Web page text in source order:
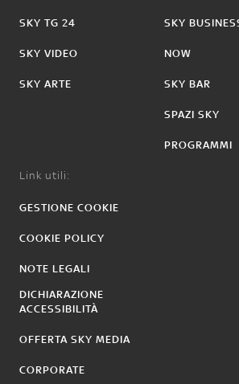
SKY TG 24
SKY VIDEO
SKY ARTE
SKY
NOW
SKY BAR
SPAZI SKY
PROGRAMMI
Link utili:
GESTIONE COOKIE
COOKIE POLICY
NOTE LEGALI
DICHIARAZIONE
ACCESSIBILITÀ
OFFERTA SKY MEDIA
CORPORATE